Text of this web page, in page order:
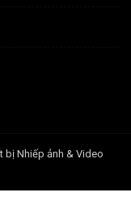
bị Nhiếp ảnh & Video